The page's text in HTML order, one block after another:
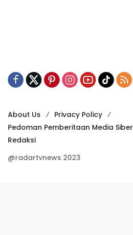
About Us
Privacy Policy
Pedoman Pemberitaan Media Siber
Redaksi
@radartvnews 2023